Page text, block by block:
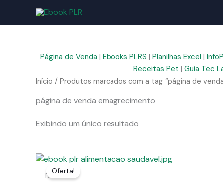
Página de Venda | Ebooks PLRS | Planilhas Excel |
Receitas Pet | Guia Tec
Início / Produtos marcados com a tag “página de
página de venda emagrecimento
Exibindo um único resultado
Oferta!
Dieta